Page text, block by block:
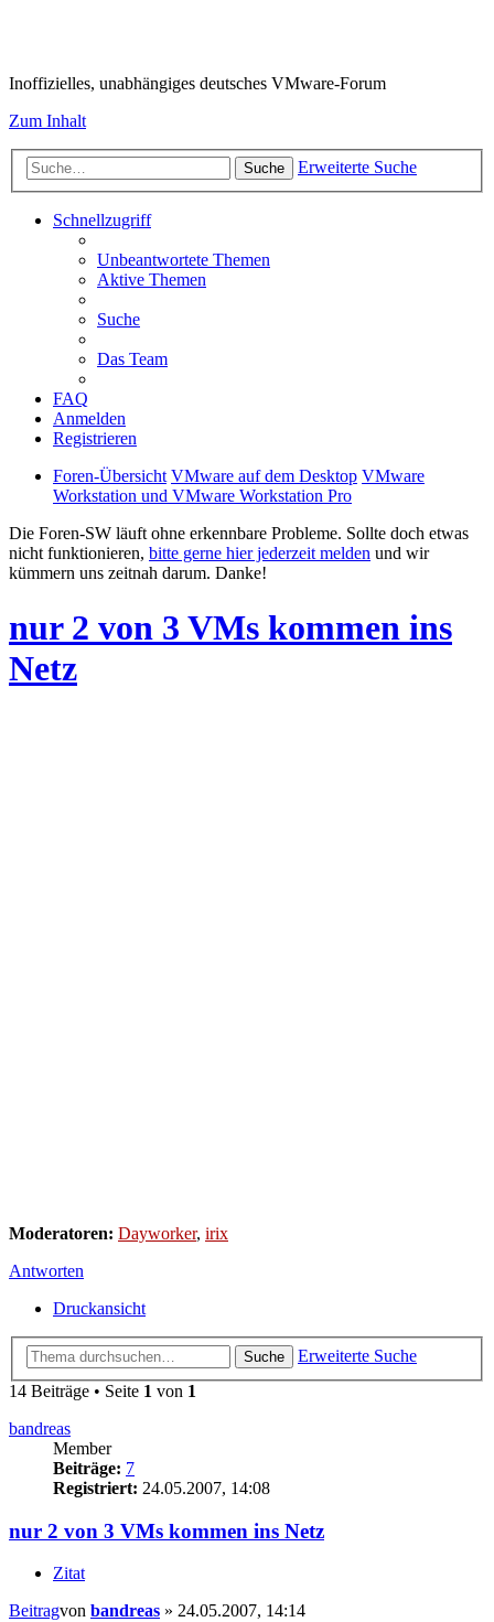
Inoffizielles, unabhängiges deutsches VMware-Forum
Zum Inhalt
Suche Erweiterte Suche
Schnellzugriff
Unbeantwortete Themen
Aktive Themen
Suche
Das Team
FAQ
Anmelden
Registrieren
Foren-Übersicht VMware auf dem Desktop VMware
Workstation und VMware Workstation Pro
Die Foren-SW läuft ohne erkennbare Probleme. Sollte doch etwas
nicht funktionieren, bitte gerne hier jederzeit melden und wir
kümmern uns zeitnah darum. Danke!
nur 2 von 3 VMs kommen ins
Netz
Moderatoren: Dayworker, irix
Antworten
Druckansicht
Suche
Erweiterte Suche
14 Beiträge • Seite 1 von 1
bandreas
Member
Beiträge: 7
Registriert: 24.05.2007, 14:08
nur 2 von 3 VMs kommen ins Netz
Zitat
Beitragvon bandreas » 24.05.2007, 14:14